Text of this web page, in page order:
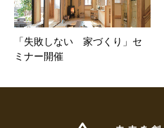
「失敗しない 家づくり」セ
ミナー開催